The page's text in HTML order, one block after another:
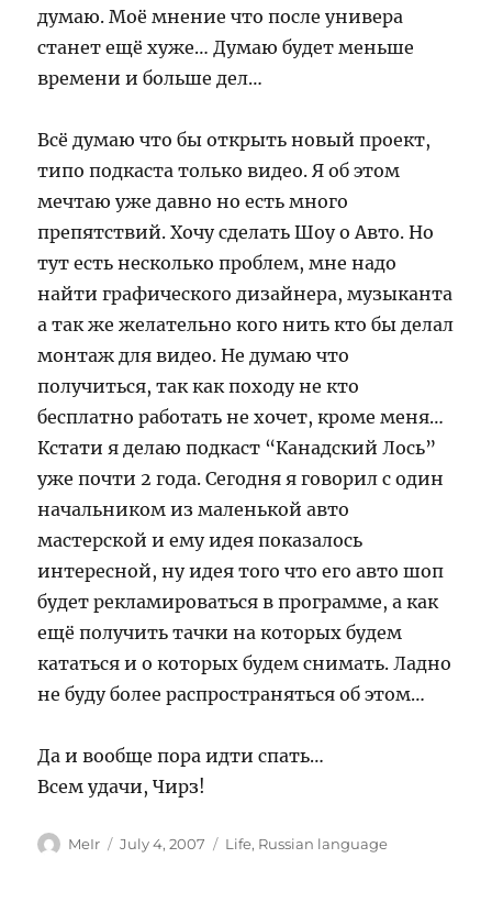
думаю. Моё мнение что после универа
станет ещё хуже… Думаю будет меньше
времени и больше дел…
Всё думаю что бы открыть новый проект,
типо подкаста только видео. Я об этом
мечтаю уже давно но есть много
препятствий. Хочу сделать Шоу о Авто. Но
тут есть несколько проблем, мне надо
найти графического дизайнера, музыканта
а так же желательно кого нить кто бы делал
монтаж для видео. Не думаю что
получиться, так как походу не кто
бесплатно работать не хочет, кроме меня…
Кстати я делаю подкаст “Канадский Лось”
уже почти 2 года. Сегодня я говорил с один
начальником из маленькой авто
мастерской и ему идея показалось
интересной, ну идея того что его авто шоп
будет рекламироваться в программе, а как
ещё получить тачки на которых будем
кататься и о которых будем снимать. Ладно
не буду более распространяться об этом…
Да и вообще пора идти спать…
Всем удачи, Чирз!
Author
MeIr
Posted
July 4, 2007 Categories
Life, Russian language